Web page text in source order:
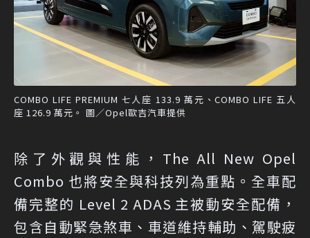
COMBO LIFE PREMIUM 七人座 133.9 萬元、COMBO LIFE 五人
座 126.9 萬元。 圖／Opel歐吉汽車提供
除了外觀與性能，The All New Opel
Combo 也將安全與科技列為重點。全車配
備完整的 Level 2 ADAS 主被動安全配備，
包含自動緊急煞車、車道維持輔助、駕駛疲